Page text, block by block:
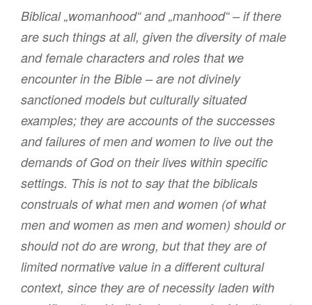
Biblical „womanhood“ and „manhood“ – if there
are such things at all, given the diversity of male
and female characters and roles that we
encounter in the Bible – are not divinely
sanctioned models but culturally situated
examples; they are accounts of the successes
and failures of men and women to live out the
demands of God on their lives within specific
settings. This is not to say that the biblicals
construals of what men and women (of what
men and women as men and women) should or
should not do are wrong, but that they are of
limited normative value in a different cultural
context, since they are of necessity laden with